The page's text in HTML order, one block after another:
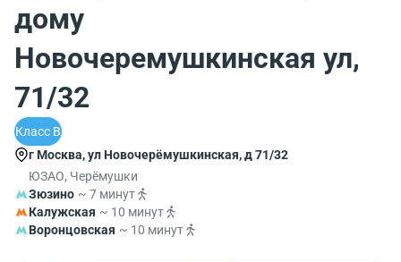
дому
Новочеремушкинская ул,
71/32
Класс B
г Москва, ул Новочерёмушкинская, д 71/32
ЮЗАО, Черёмушки
Зюзино ~ 7 минут
Калужская ~ 10 минут
Воронцовская ~ 10 минут